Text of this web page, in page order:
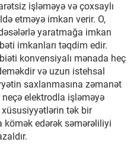
işləməyə və çoxsaylı
etməyə imkan verir. O,
yaratmağa imkan
imkanları təqdim edir.
konvensiyalı mənada heç
və uzun istehsal
saxlanmasına zəmanət
elektrodla işləməyə
tək bir
kömək edərək səmərəliliyi